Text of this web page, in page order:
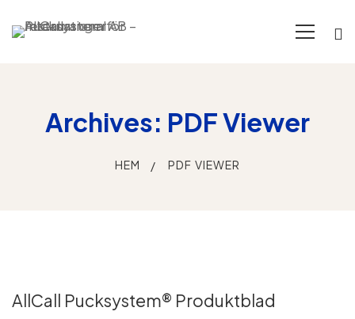
Archives: PDF Viewer
HEM PDF VIEWER
AllCall Pucksystem® Produktblad